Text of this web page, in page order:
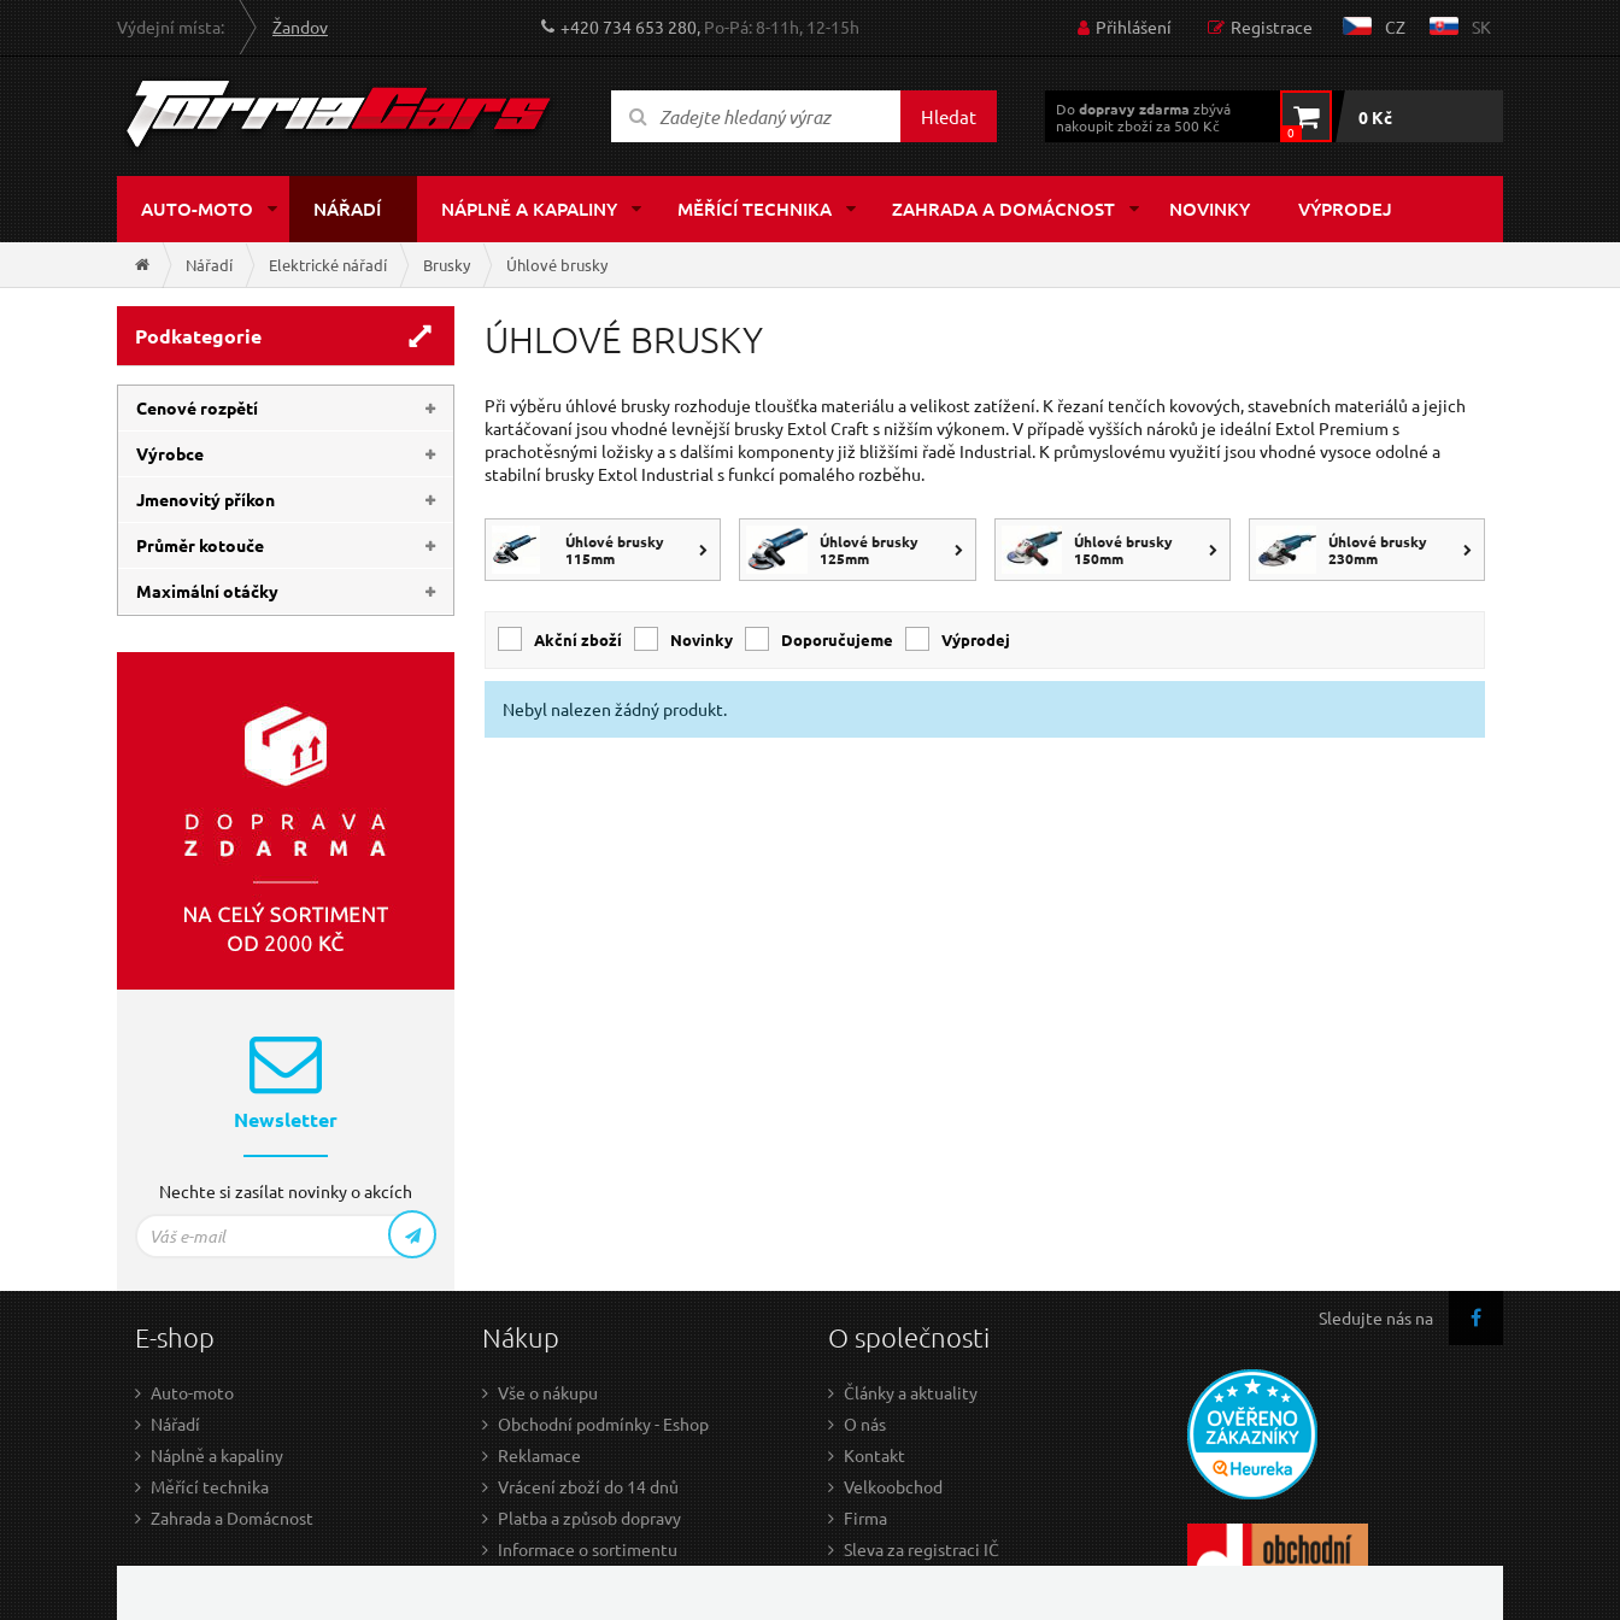
Výdejní místa: Žandov +420 734 653 280,Po-Pá: 8-11h, 12-15h Přihlášení Registrace CZ SK
Hledat Dodopravy zdarma zbývá
nakoupit zboží za 500 Kč
0
0 Kč
AUTO-MOTO NÁŘADÍ NÁPLNĚ A KAPALINY MĚŘÍCÍ TECHNIKA ZAHRADA A DOMÁCNOST NOVINKY VÝPRODEJ
Nářadí Elektrické nářadí Brusky Úhlové brusky
Podkategorie
Cenové rozpětí
Výrobce
NAREX(6)
EXTOL-CRAFT
Jmenovitý příkon
Průměr kotouče
115 mm 230 mm
Maximální otáčky
6 500 ot/min 11 000 ot/min
Newsletter
Nechte si zasílat novinky o akcích
ÚHLOVÉ BRUSKY
Při výběru úhlové brusky rozhoduje tloušťka materiálu a velikost zatížení. K řezaní tenčích kovových, stavebních materiálů a jejich
kartáčovaní jsou vhodné levnější brusky Extol Craft s nižším výkonem. V případě vyšších nároků je ideální Extol Premium s
prachotěsnými ložisky a s dalšími komponenty již bližšími řadě Industrial. K průmyslovému využití jsou vhodné vysoce odolné a
stabilní brusky Extol Industrial s funkcí pomalého rozběhu.
Úhlové brusky
115mm
Úhlové brusky
125mm
Úhlové brusky
150mm
Úhlové brusky
230mm
Akční zboží Novinky Doporučujeme Výprodej
Nebyl nalezen žádný produkt.
Sledujte nás na
E-shop
Auto-moto
Nářadí
Náplně a kapaliny
Měřící technika
Zahrada a Domácnost
Nákup
Vše o nákupu
Obchodní podmínky - Eshop
Reklamace
Vrácení zboží do 14 dnů
Platba a způsob dopravy
Informace o sortimentu
O společnosti
Články a aktuality
O nás
Kontakt
Velkoobchod
Firma
Sleva za registraci IČ